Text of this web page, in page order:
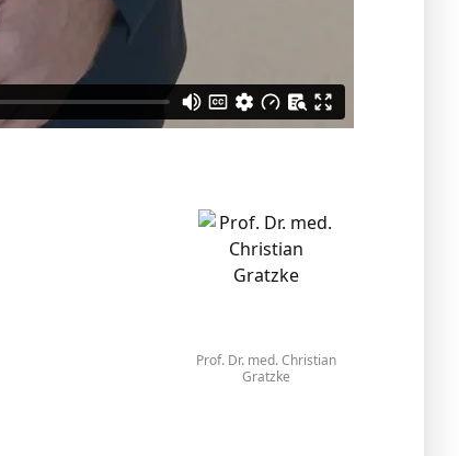
Prof. Dr. med. Christian
Gratzke